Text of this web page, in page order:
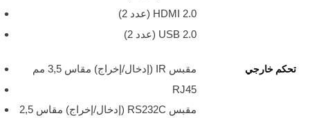
HDMI 2.0 ‏(عدد 2)
USB 2.0 ‏(عدد 2)
تحكم خارجي
مقبس IR (إدخال/إخراج) مقاس 3,5 مم
RJ45
مقبس RS232C (إدخال/إخراج) مقاس 2,5